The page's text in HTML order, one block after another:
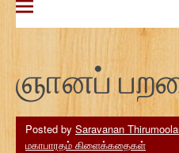
ஞானப்
Posted by Saravanan
மகாபாரதம் கிளைக்கதைகள்